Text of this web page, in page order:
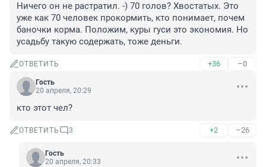
Ничего он не растратил. -) 70 голов? Хвостатых. Это
уже как 70 человек прокормить, кто понимает, почем
баночки корма. Положим, куры гуси это экономия. Но
усадьбу такую содержать, тоже деньги.
ОТВЕТИТЬ +36 –0
Гость
20 апреля, 20:29
кто этот чел?
ОТВЕТИТЬ 3 +2 –26
Гость
20 апреля, 20:33